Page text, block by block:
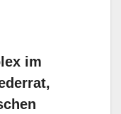
im